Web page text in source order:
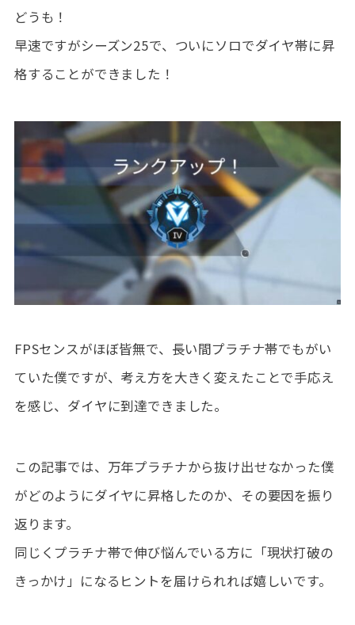
どうも！
早速ですがシーズン25で、ついにソロでダイヤ帯に昇
格することができました！
FPSセンスがほぼ皆無で、長い間プラチナ帯でもがい
ていた僕ですが、考え方を大きく変えたことで手応え
を感じ、ダイヤに到達できました。
この記事では、万年プラチナから抜け出せなかった僕
がどのようにダイヤに昇格したのか、その要因を振り
返ります。
同じくプラチナ帯で伸び悩んでいる方に「現状打破の
きっかけ」になるヒントを届けられれば嬉しいです。